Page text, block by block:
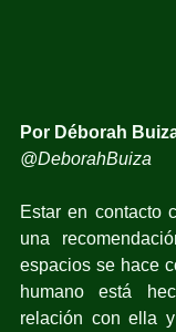
Por Déborah
@DeborahBuiza
Estar en contacto
una
espacios se hace
humano está
relación con ella